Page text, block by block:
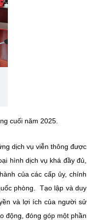
cuối năm 2025.
dịch vụ viễn thông được
hình dịch vụ khá đầy đủ,
của các cấp ủy, chính
phòng. Tạo lập và duy
và lợi ích của người sử
động, đóng góp một phần